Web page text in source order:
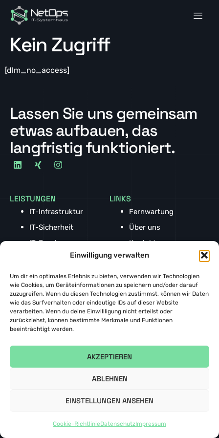
Einwilligung verwalten
Um dir ein optimales Erlebnis zu bieten, verwenden wir Technologien
wie Cookies, um Geräteinformationen zu speichern und/oder darauf
zuzugreifen. Wenn du diesen Technologien zustimmst, können wir Daten
wie das Surfverhalten oder eindeutige IDs auf dieser Website
verarbeiten. Wenn du deine Einwillligung nicht erteilst oder
zurückziehst, können bestimmte Merkmale und Funktionen
beeinträchtigt werden.
AKZEPTIEREN
ABLEHNEN
EINSTELLUNGEN ANSEHEN
Cookie-RichtlinieDatenschutzImpressum
Kein Zugriff
[dlm_no_access]
Lassen Sie uns gemeinsam
etwas aufbauen, das
langfristig funktioniert.
LEISTUNGEN
IT-Infrastruktur
IT-Sicherheit
IT-Beratung
Managed Services
Künstliche
Intelligenz
LINKS
Fernwartung
Über uns
Kontakt
Cookie-Richtlinie
Datenschutz
Impressum
Copyright © 2026 |